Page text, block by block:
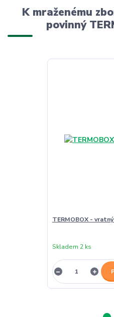
K mraženému
povinný
TERMOBOX -
Skladem 2 ks